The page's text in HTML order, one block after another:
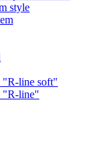
style
line soft"
"R-line"